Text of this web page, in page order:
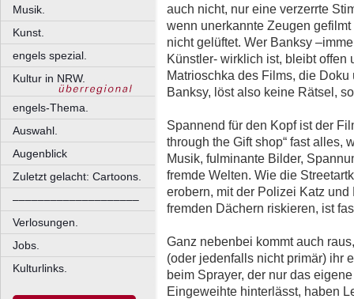
Musik.
Kunst.
engels spezial.
Kultur in NRW.
engels-Thema.
Auswahl.
Augenblick
Zuletzt gelacht: Cartoons.
––––––––––––––––––––
Verlosungen.
Jobs.
Kulturlinks.
auch nicht, nur eine verzerrte
wenn unerkannte Zeugen
nicht gelüftet. Wer Banksy
Künstler- wirklich ist, bleibt offen
Matrioschka des Films, die
Banksy, löst also keine Rätsel,
Spannend für den Kopf ist der
through the Gift shop“ fast alles,
Musik, fulminante Bilder,
fremde Welten. Wie die
erobern, mit der Polizei Katz
fremden Dächern riskieren, ist
Ganz nebenbei kommt auch
(oder jedenfalls nicht primär) ihr
beim Sprayer, der nur das
Eingeweihte hinterlässt, haben